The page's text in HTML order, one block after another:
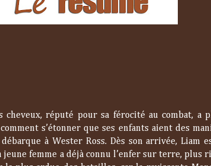
réputé pour sa férocité au combat, a
s’étonner que ses enfants aient des
à Wester Ross. Dès son arrivée, Liam
femme a déjà connu l’enfer sur terre, plus